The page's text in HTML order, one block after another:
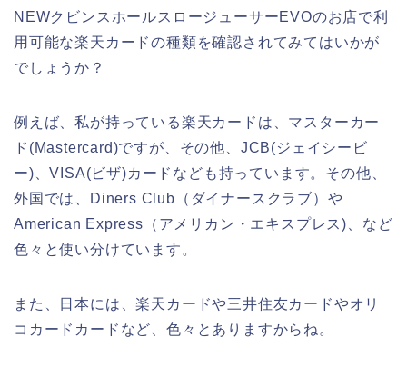
NEWクビンスホールスロージューサーEVOのお店で利
用可能な楽天カードの種類を確認されてみてはいかが
でしょうか？
例えば、私が持っている楽天カードは、マスターカー
ド(Mastercard)ですが、その他、JCB(ジェイシービ
ー)、VISA(ビザ)カードなども持っています。その他、
外国では、Diners Club（ダイナースクラブ）や
American Express（アメリカン・エキスプレス)、など
色々と使い分けています。
また、日本には、楽天カードや三井住友カードやオリ
コカードカードなど、色々とありますからね。